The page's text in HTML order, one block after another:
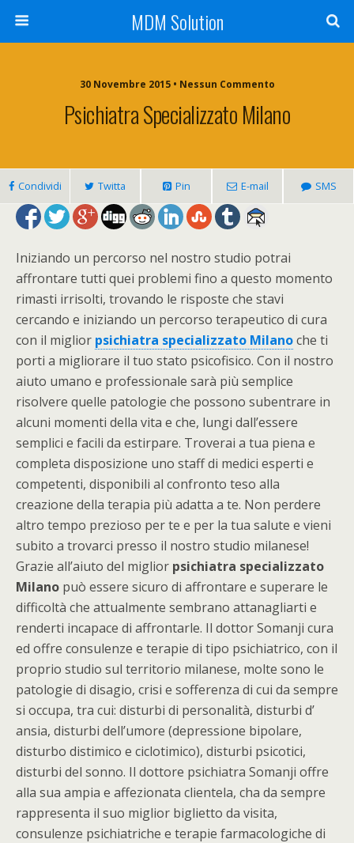
MDM Solution
30 Novembre 2015 • Nessun Commento
Psichiatra Specializzato Milano
Condividi Twitta Pin E-mail SMS
Iniziando un percorso nel nostro studio potrai
affrontare tutti quei problemi fino a questo momento
rimasti irrisolti, trovando le risposte che stavi
cercando e iniziando un percorso terapeutico di cura
con il miglior psichiatra specializzato Milanoche ti
porti a migliorare il tuo stato psicofisico. Con il nostro
aiuto umano e professionale sarà più semplice
risolvere quelle patologie che possono subentrare in
alcuni momenti della vita e che, lungi dall’essere
semplici e facili da estirpare. Troverai a tua piena e
completa disposizione uno staff di medici esperti e
competenti, disponibili al confronto teso alla
creazione della terapia più adatta a te. Non perdere
altro tempo prezioso per te e per la tua salute e vieni
subito a trovarci presso il nostro studio milanese!
Grazie all’aiuto del miglior psichiatra specializzato
Milano può essere sicuro di affrontare e superare le
difficoltà che attualmente sembrano attanagliarti e
renderti incapace di affrontarle. Il dottor Somanji cura
ed offre consulenze e terapie di tipo psichiatrico, con il
proprio studio sul territorio milanese, molte sono le
patologie di disagio, crisi e sofferenza di cui da sempre
si occupa, tra cui: disturbi di personalità, disturbi d’
ansia, disturbi dell’umore (depressione bipolare,
disturbo distimico e ciclotimico), disturbi psicotici,
disturbi del sonno. Il dottore psichiatra Somanji offre
alla sua ampia e affezionata clientela, cha da sempre
rappresenta il suo miglior biglietto da visita,
consulenze psichiatriche e terapie farmacologiche di